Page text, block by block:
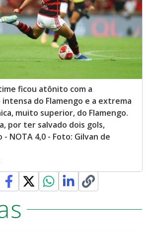
ficou atônito com a
do Flamengo e a extrema
muito superior, do Flamengo.
por ter salvado dois gols,
NOTA 4,0 - Foto: Gilvan de